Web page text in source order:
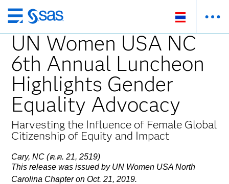
ข้าม
ไป
ที่
เนื้อหา
หลัก
UN Women USA NC
6th Annual Luncheon
Highlights Gender
Equality Advocacy
Harvesting the Influence of Female Global
Citizenship of Equity and Impact
Cary, NC (ต.ค. 21, 2519)
This release was issued by UN Women USA North
Carolina Chapter on Oct. 21, 2019.